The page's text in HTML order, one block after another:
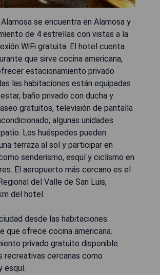
Alamosa se encuentra en Alamosa y
de 4 estrellas con vistas a la
WiFi gratuita. El hotel cuenta
que sirve cocina americana,
estacionamiento privado
las habitaciones están equipadas
baño privado con ducha y
gratuitos, televisión de pantalla
algunas unidades
Los huéspedes pueden
terraza al sol y participar en
senderismo, esquí y ciclismo en
El aeropuerto más cercano es el
del Valle de San Luis,
del hotel.
desde las habitaciones.
que ofrece cocina americana.
privado gratuito disponible.
recreativas cercanas como
esquí.